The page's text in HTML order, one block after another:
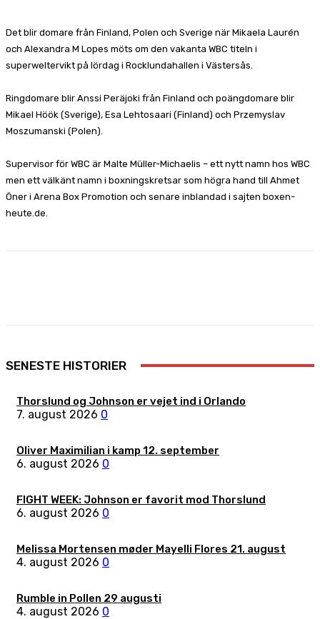
Det blir domare från Finland, Polen och Sverige när Mikaela Laurén
och Alexandra M Lopes möts om den vakanta WBC titeln i
superweltervikt på lördag i Rocklundahallen i Västersås.
Ringdomare blir Anssi Peräjoki från Finland och poängdomare blir
Mikael Höök (Sverige), Esa Lehtosaari (Finland) och Przemyslav
Moszumanski (Polen).
Supervisor för WBC är Malte Müller-Michaelis – ett nytt namn hos WBC
men ett välkänt namn i boxningskretsar som högra hand till Ahmet
Öner i Arena Box Promotion och senare inblandad i sajten boxen-
heute.de.
SENESTE HISTORIER
Thorslund og Johnson er vejet ind i Orlando
7. august 2026 0
Oliver Maximilian i kamp 12. september
6. august 2026 0
FIGHT WEEK: Johnson er favorit mod Thorslund
6. august 2026 0
Melissa Mortensen møder Mayelli Flores 21. august
4. august 2026 0
Rumble in Pollen 29 augusti
4. august 2026 0